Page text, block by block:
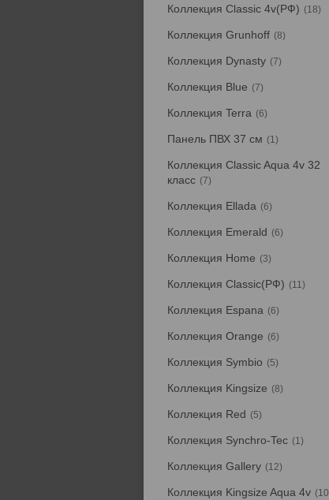
Коллекция Classic 4v(РФ) 18
Коллекция Grunhoff 8
Коллекция Dynasty 7
Коллекция Blue 7
Коллекция Terra 6
Панель ПВХ 37 см 1
Коллекция Classic Aqua 4v 32
класс
7
Коллекция Ellada 6
Коллекция Emerald 6
Коллекция Home 3
Коллекция Classic(РФ) 11
Коллекция Espana 6
Коллекция Orange 6
Коллекция Symbio 5
Коллекция Kingsize 8
Коллекция Red 5
Коллекция Synchro-Tec 1
Коллекция Gallery 12
Коллекция Kingsize Aqua 4v 10